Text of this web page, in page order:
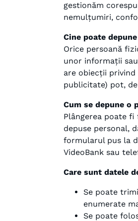
Befektetőknek
gestionăm
nemulțumiri,
Cine poate
Orice persoană
unor informații
are obiecții
publicitate) pot, de
Cum se depune o
Plângerea poate fi
depuse personal,
formularul pus la
VideoBank sau
Care sunt datele
Se poate
enumerate
Se poate